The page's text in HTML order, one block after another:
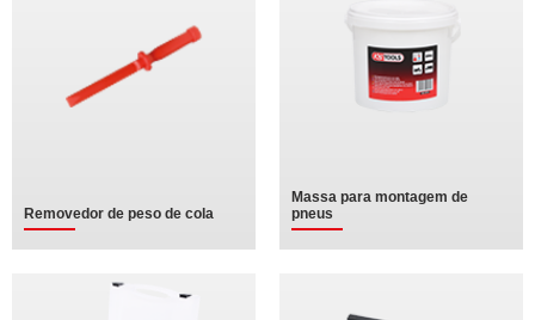
Removedor de peso de cola
Massa para montagem de
pneus